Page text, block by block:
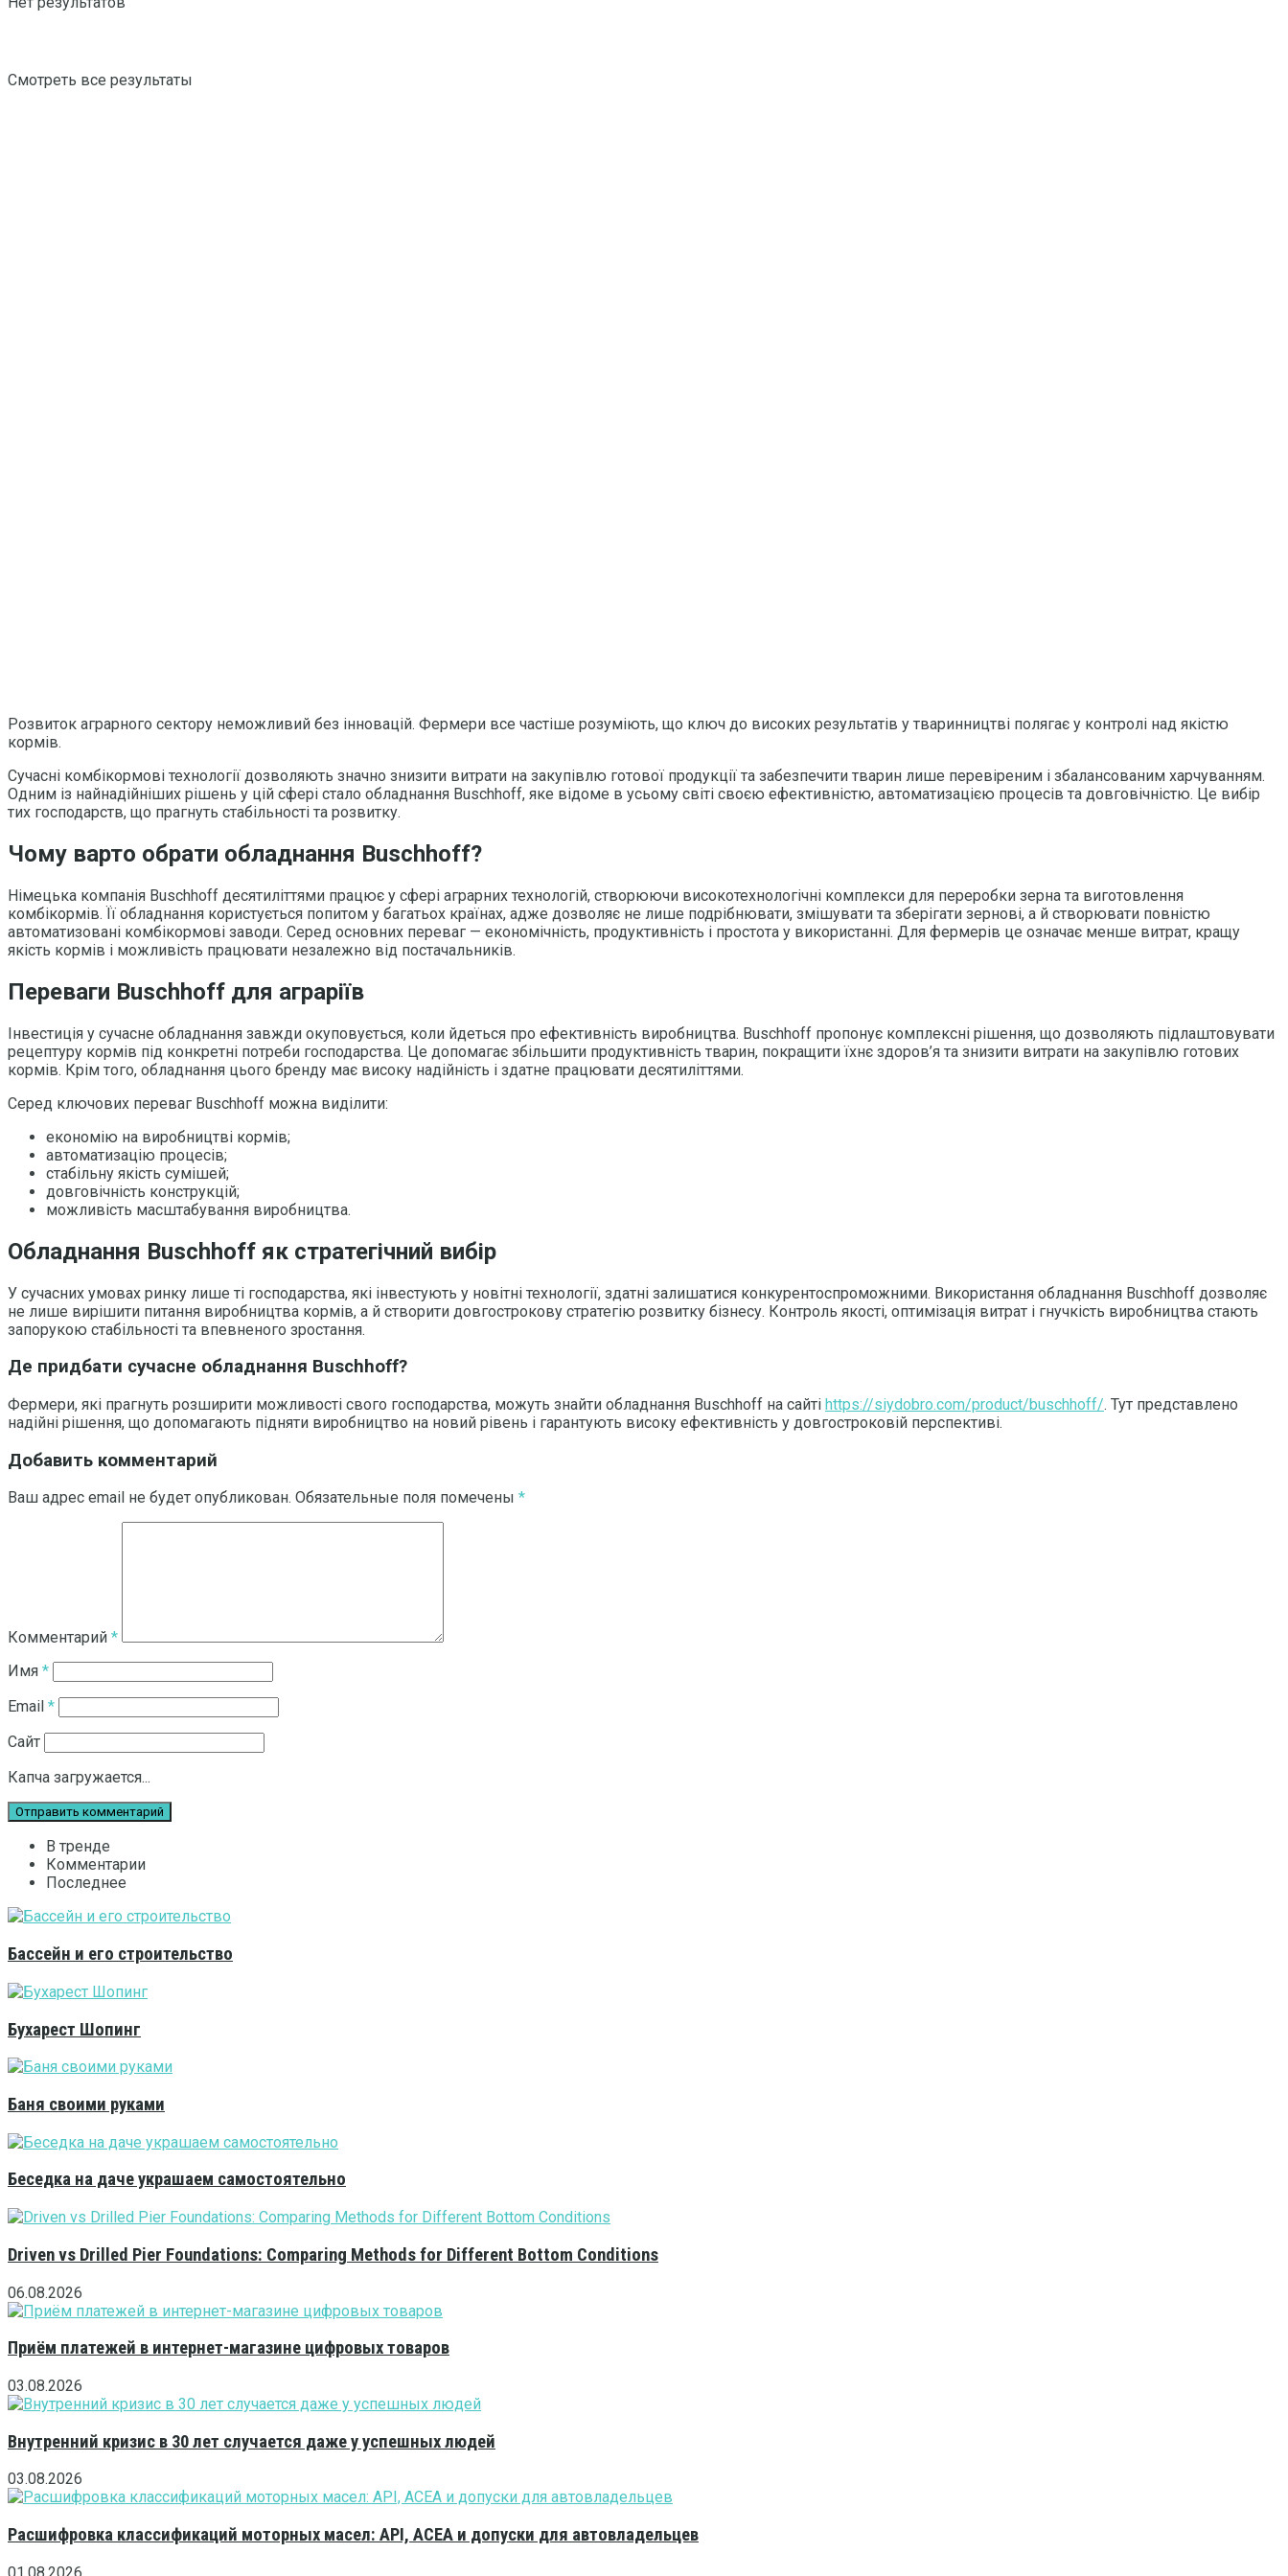
Смотреть все результаты
Розвиток аграрного сектору неможливий без інновацій. Фермери все частіше розуміють, що ключ до високих результатів у тваринництві полягає у контролі над якістю
кормів.
Сучасні комбікормові технології дозволяють значно знизити витрати на закупівлю готової продукції та забезпечити тварин лише перевіреним і збалансованим харчуванням.
Одним із найнадійніших рішень у цій сфері стало обладнання Buschhoff, яке відоме в усьому світі своєю ефективністю, автоматизацією процесів та довговічністю. Це вибір
тих господарств, що прагнуть стабільності та розвитку.
Чому варто обрати обладнання Buschhoff?
Німецька компанія Buschhoff десятиліттями працює у сфері аграрних технологій, створюючи високотехнологічні комплекси для переробки зерна та виготовлення
комбікормів. Її обладнання користується попитом у багатьох країнах, адже дозволяє не лише подрібнювати, змішувати та зберігати зернові, а й створювати повністю
автоматизовані комбікормові заводи. Серед основних переваг — економічність, продуктивність і простота у використанні. Для фермерів це означає менше витрат, кращу
якість кормів і можливість працювати незалежно від постачальників.
Переваги Buschhoff для аграріїв
Інвестиція у сучасне обладнання завжди окуповується, коли йдеться про ефективність виробництва. Buschhoff пропонує комплексні рішення, що дозволяють підлаштовувати
рецептуру кормів під конкретні потреби господарства. Це допомагає збільшити продуктивність тварин, покращити їхнє здоров’я та знизити витрати на закупівлю готових
кормів. Крім того, обладнання цього бренду має високу надійність і здатне працювати десятиліттями.
Серед ключових переваг Buschhoff можна виділити:
економію на виробництві кормів;
автоматизацію процесів;
стабільну якість сумішей;
довговічність конструкцій;
можливість масштабування виробництва.
Обладнання Buschhoff як стратегічний вибір
У сучасних умовах ринку лише ті господарства, які інвестують у новітні технології, здатні залишатися конкурентоспроможними. Використання обладнання Buschhoff дозволяє
не лише вирішити питання виробництва кормів, а й створити довгострокову стратегію розвитку бізнесу. Контроль якості, оптимізація витрат і гнучкість виробництва стають
запорукою стабільності та впевненого зростання.
Де придбати сучасне обладнання Buschhoff?
Фермери, які прагнуть розширити можливості свого господарства, можуть знайти обладнання Buschhoff на сайті https://siydobro.com/product/buschhoff/. Тут представлено
надійні рішення, що допомагають підняти виробництво на новий рівень і гарантують високу ефективність у довгостроковій перспективі.
Добавить комментарий
Ваш адрес email не будет опубликован. Обязательные поля помечены *
Комментарий *
Имя *
Email *
Сайт
Капча загружается...
В тренде
Комментарии
Последнее
Бассейн и его строительство
Бухарест Шопинг
Баня своими руками
Беседка на даче украшаем самостоятельно
Driven vs Drilled Pier Foundations: Comparing Methods for Different Bottom Conditions
06.08.2026
Приём платежей в интернет-магазине цифровых товаров
03.08.2026
Внутренний кризис в 30 лет случается даже у успешных людей
03.08.2026
Расшифровка классификаций моторных масел: API, ACEA и допуски для автовладельцев